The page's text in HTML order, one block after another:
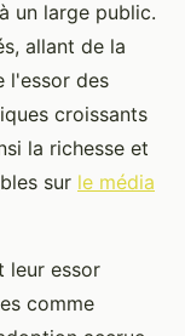
un large public.
allant de la
l'essor des
croissants
la richesse et
sur le média
leur essor
comme